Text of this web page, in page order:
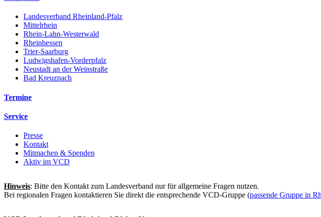
Landesverband Rheinland-Pfalz
Mittelrhein
Rhein-Lahn-Westerwald
Rheinhessen
Trier-Saarburg
Ludwigshafen-Vorderpfalz
Neustadt an der Weinstraße
Bad Kreuznach
Termine
Service
Presse
Kontakt
Mitmachen & Spenden
Aktiv im VCD
Hinweis: Bitte den Kontakt zum Landesverband nur für allgemeine Fragen nutzen.
Bei regionalen Fragen kontaktieren Sie direkt die entsprechende VCD-Gruppe (passende Gruppe in